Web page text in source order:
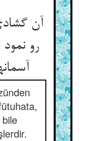
آن
رو